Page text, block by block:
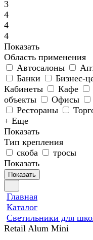
3
4
4
4
Показать
Область применения
Автосалоны
Банки
Бизнес-
Кабинеты
Кафе
объекты
Офисы
Рестораны
+ Еще
Показать
Тип крепления
скоба
тросы
Показать
Показать
Главная
Каталог
Светильники для
Retail Alum Mini